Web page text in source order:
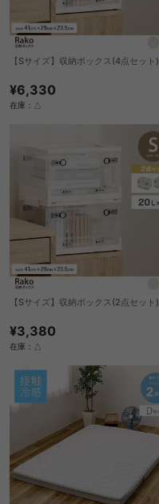
【Sサイズ】収納ボックス(4点セット)
¥6,330
在庫：△
【Sサイズ】収納ボックス(2点セット)
¥3,380
在庫：△